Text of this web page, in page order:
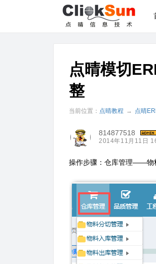
点晴模切
整
当前位置： 点晴教程 → 点晴
814877518
2014年11月11日
操作步骤：仓库管理——物